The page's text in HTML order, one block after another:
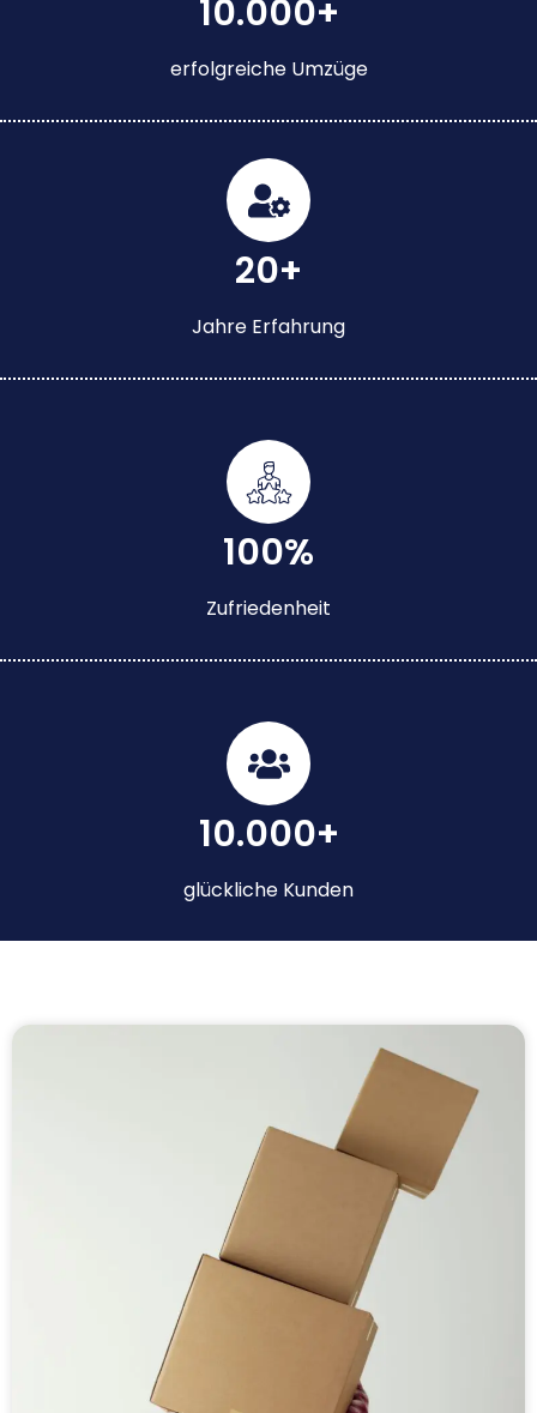
10.000+
erfolgreiche Umzüge
20+
Jahre Erfahrung
100%
Zufriedenheit
10.000+
glückliche Kunden